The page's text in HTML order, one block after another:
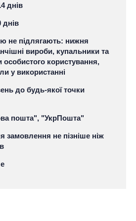
днів
днів
не підлягають: нижня
вироби, купальники та
особистого користування,
у використанні
до будь-якої точки
пошта", "УкрПошта"
замовлення не пізніше ніж